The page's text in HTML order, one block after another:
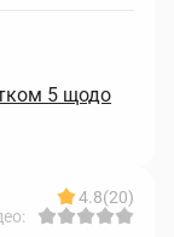
5 щодо
4.8(20)